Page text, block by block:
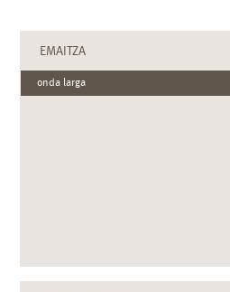
EMAITZA
onda larga